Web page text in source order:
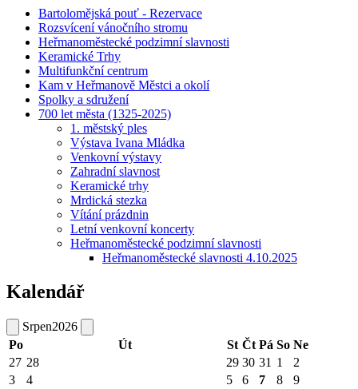
Bartolomějská pouť - Rezervace
Rozsvícení vánočního stromu
Heřmanoměstecké podzimní slavnosti
Keramické Trhy
Multifunkční centrum
Kam v Heřmanově Městci a okolí
Spolky a sdružení
700 let města (1325-2025)
1. městský ples
Výstava Ivana Mládka
Venkovní výstavy
Zahradní slavnost
Keramické trhy
Mrdická stezka
Vítání prázdnin
Letní venkovní koncerty
Heřmanoměstecké podzimní slavnosti
Heřmanoměstecké slavnosti 4.10.2025
Kalendář
Srpen2026
Po
Út St Čt Pá So Ne
27 28 29 30 31 1
2
3
4 5 6 7 8
9